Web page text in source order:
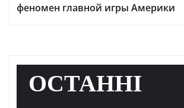
феномен главной игры Америки
ОСТАННІ